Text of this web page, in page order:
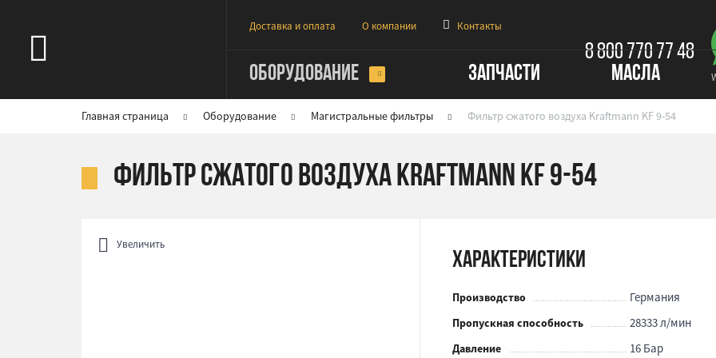
Доставка и оплата О компании Контакты
8 800 770 77 48
ОБОРУДОВАНИЕ ЗАПЧАСТИ МАСЛА
Главная страница Оборудование Магистральные фильтры Фильтр сжатого воздуха Kraftmann KF 9-54
Фильтр сжатого воздуха Kraftmann KF 9-54
Увеличить
Характеристики
Производство Германия
Пропускная способность 28333 л/мин
Давление 16 Бар